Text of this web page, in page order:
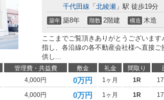
千代田線 「 北綾瀬 」駅 徒歩19分
築年 築8年 階数 2階建 構造 木造
ここまでご覧頂きありがとうございま
指し、各沿線の各不動産会社様へ直接
供し...
管理費・共益費 敷金 礼金 間取り
4,000円 0万円 1ヶ月 1R
4,000円 0万円 1ヶ月 1R